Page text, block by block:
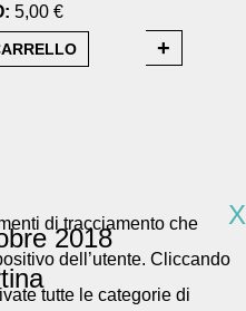
5,00 €
2018
X
di tracciamento che
dell’utente. Cliccando
tutte le categorie di